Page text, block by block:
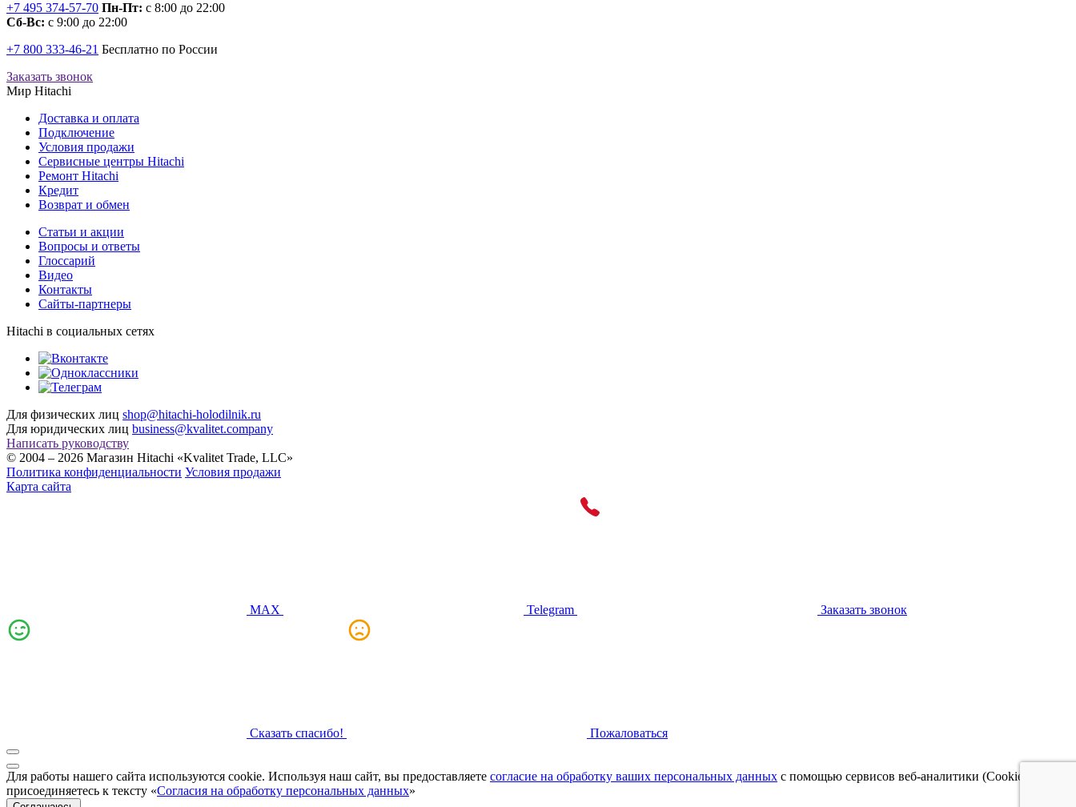
+7 495 374-57-70 Пн-Пт: с 8:00 до 22:00
Сб-Вс: с 9:00 до 22:00
+7 800 333-46-21 Бесплатно по России
Заказать звонок
Мир Hitachi
Доставка и оплата
Подключение
Условия продажи
Сервисные центры Hitachi
Ремонт Hitachi
Кредит
Возврат и обмен
Cтатьи и акции
Вопросы и ответы
Глоссарий
Видео
Контакты
Сайты-партнеры
Hitachi в социальных сетях
Для физических лиц shop@hitachi-holodilnik.ru
Для юридических лиц business@kvalitet.company
Написать руководству
© 2004 – 2026 Магазин Hitachi «Kvalitet Trade, LLC»
Политика конфиденциальности Условия продажи
Карта сайта
MAX Telegram Заказать звонок
Сказать спасибо! Пожаловаться
Для работы нашего сайта используются cookie. Используя наш сайт, вы предоставляете согласие на обработку ваших персональных данных с помощью сервисов веб-аналитики (Cookie) и
присоединяетесь к тексту «Согласия на обработку персональных данных»